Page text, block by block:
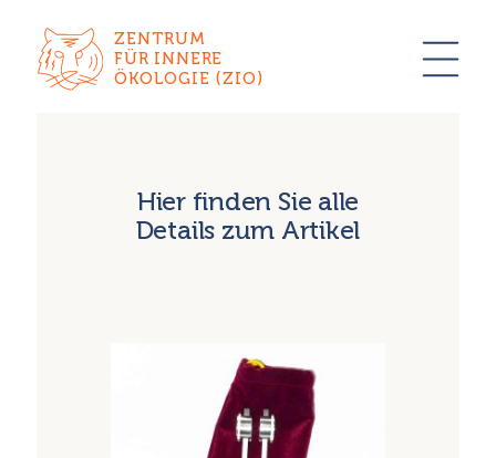
ZENTRUM
FÜR INNERE
ÖKOLOGIE (ZIO)
Hier finden Sie alle
Details zum Artikel